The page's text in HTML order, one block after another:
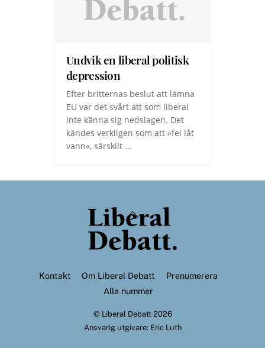
Undvik en liberal politisk
depression
Efter britternas beslut att lämna
EU var det svårt att som liberal
inte känna sig nedslagen. Det
kändes verkligen som att »fel låt
vann«, särskilt ...
Back
To
Top
Kontakt Om Liberal Debatt
Prenumerera
Alla nummer
© Liberal Debatt2026
Ansvarig utgivare: Eric Luth